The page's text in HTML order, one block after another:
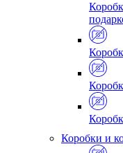
Коробки и